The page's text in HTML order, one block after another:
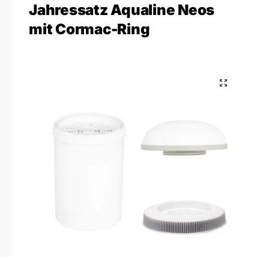
Jahressatz Aqualine Neos
mit Cormac-Ring